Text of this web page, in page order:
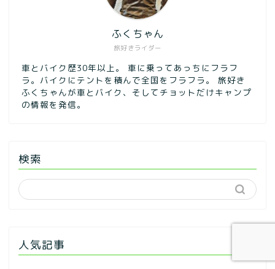
旅好きライダー
ふくちゃん
車とバイク歴30年以上。 車に乗ってあっちにフラフ
ラ。バイクにテントを積んで全国をフラフラ。 旅好き
ふくちゃんが車とバイク、そしてチョットだけキャンプ
の情報を発信。
検索
人気記事